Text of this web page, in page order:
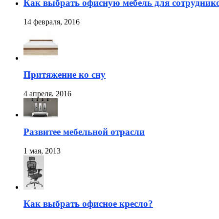
Как выбрать офисную мебель для
14 февраля, 2016
Притяжение ко сну
4 апреля, 2016
Развитее мебельной отрасли
1 мая, 2013
Как выбрать офисное кресло?